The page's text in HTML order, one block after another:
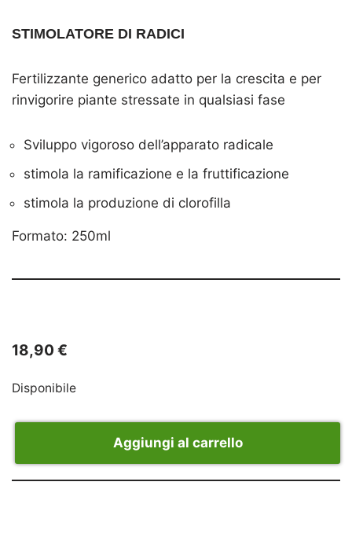
STIMOLATORE DI RADICI
Fertilizzante generico adatto per la crescita e per
rinvigorire piante stressate in qualsiasi fase
Sviluppo vigoroso dell’apparato radicale
stimola la ramificazione e la fruttificazione
stimola la produzione di clorofilla
Formato: 250ml
18,90 €
Disponibile
Aggiungi al carrello